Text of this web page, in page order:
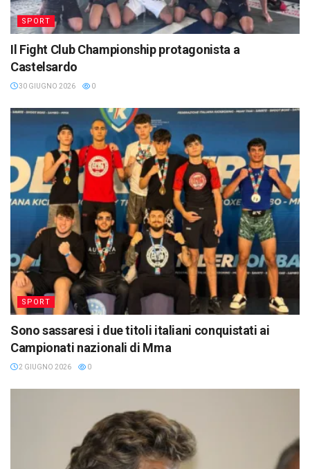
SPORT
Il Fight Club Championship protagonista a
Castelsardo
30 GIUGNO 2026 0
SPORT
Sono sassaresi i due titoli italiani conquistati ai
Campionati nazionali di Mma
2 GIUGNO 2026 0